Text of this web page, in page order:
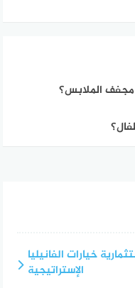
مجفف الملابس؟
خيارات الفانيليا
الإستراتيجية